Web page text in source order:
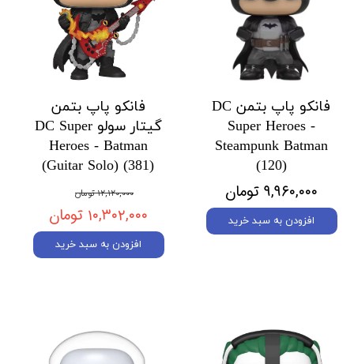
فانکو پاپ بتمن DC
Super Heroes -
Steampunk Batman
(120)
۹,۹۶۰,۰۰۰ تومان
افزودن به سبد خرید
فانکو پاپ بتمن
گیتار سولو DC Super
Heroes - Batman
(Guitar Solo) (381)
۱۲,۱۲۰,۰۰۰ تومان
۱۰,۳۰۲,۰۰۰ تومان
افزودن به سبد خرید